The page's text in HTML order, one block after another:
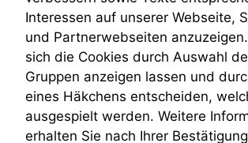
Wiederherstellungsanordnung
Zivilprozessordnung
ZPO
Zustellfiktion
Zuständigkeit
Öffentliches Personalrecht
Öffentlichkeitsprinzip
Interessen auf unserer Webseite,
und Partnerwebseiten
sich die Cookies durch Auswahl
Gruppen anzeigen lassen und
eines Häkchens entscheiden,
ausgespielt werden. Weitere
erhalten Sie nach Ihrer
sind
Wenn
diese
kann
zu 100%